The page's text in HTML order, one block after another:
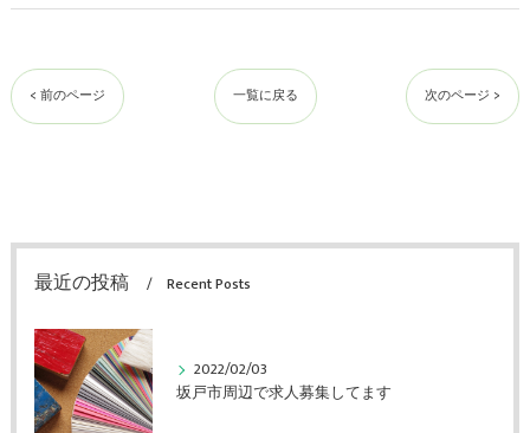
< 前のページ 一覧に戻る 次のページ >
最近の投稿 Recent Posts
2022/02/03
坂戸市周辺で求人募集してます